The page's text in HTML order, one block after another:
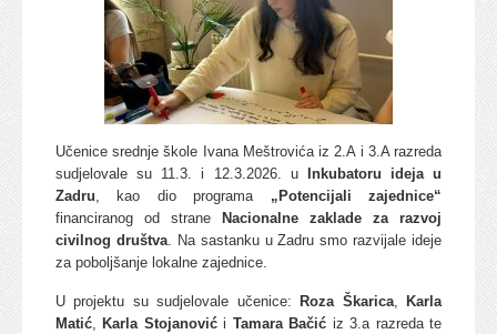
Učenice srednje škole Ivana Meštrovića iz 2.A i 3.A razreda
sudjelovale su 11.3. i 12.3.2026. u Inkubatoru ideja u
Zadru , kao dio programa „Potencijali zajednice“
financiranog od strane Nacionalne zaklade za razvoj
civilnog društva. Na sastanku u Zadru smo razvijale ideje
za poboljšanje lokalne zajednice.
U projektu su sudjelovale učenice:Roza Škarica,Karla
Matić ,Karla Stojanovići Tamara Bačić iz 3.a razreda te